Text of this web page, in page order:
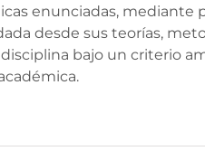
enunciadas,
desde sus teorías,
bajo un criterio